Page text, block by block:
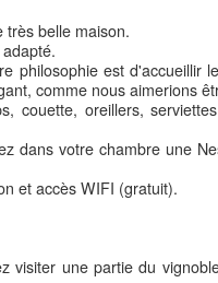
très belle maison.
philosophie est d'accueillir
comme nous aimerions
couette, oreillers,
dans votre chambre une
et accès WIFI (gratuit).
visiter une partie du